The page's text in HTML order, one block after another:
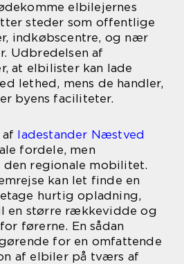
elbilejernes
steder som offentlige
indkøbscentre, og nær
Udbredelsen af
at elbilister kan lade
lethed, mens de handler,
byens faciliteter.
ladestander Næstved
fordele, men
regionale mobilitet.
kan let finde en
hurtig opladning,
en større rækkevidde og
førerne. En sådan
for en omfattende
af elbiler på tværs af